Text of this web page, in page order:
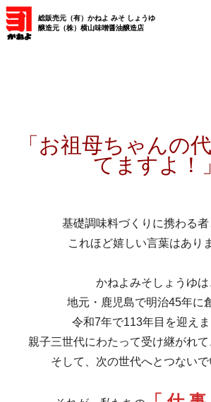
総販売元（有）かねよ みそ しょうゆ
醸造元（株）横山味噌醤油醸造店
「お祖母ちゃんの
てますよ！」
基礎調味料づくりに携わる者
これほど嬉しい言葉はあり
かねよみそしょうゆは
地元・鹿児島で明治45年に
令和7年で113年目を迎えま
親子三世代にわたって受け継がれて
そして、次の世代へとつないで